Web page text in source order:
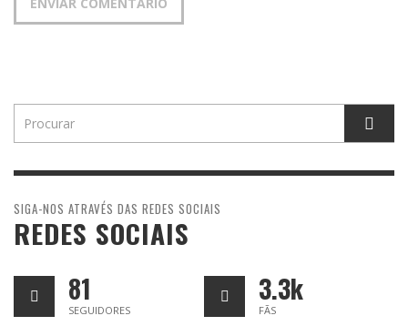
SIGA-NOS ATRAVÉS DAS REDES SOCIAIS
REDES SOCIAIS
81
SEGUIDORES
3.3k
FÃS